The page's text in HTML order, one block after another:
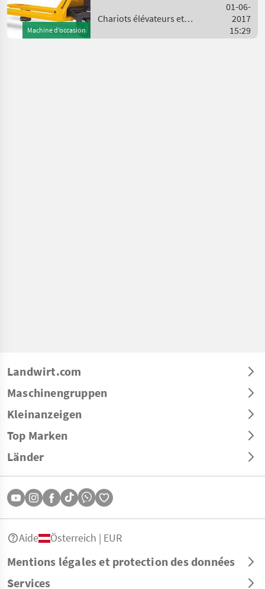
Machine d’occasion
Chariots élévateurs et
Sonstige
01-06-
2017
15:29
Landwirt.com
Maschinengruppen
Kleinanzeigen
Top Marken
Länder
Mentions légales et protection des données
Services
Aide Österreich | EUR